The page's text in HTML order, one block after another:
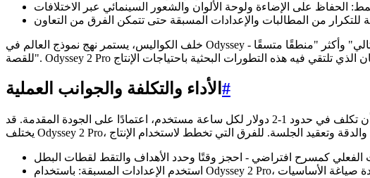
خلف الكواليس، يستمر نهج نموذج العالم في Odyssey - وهو نموذج ديناميكي مشروط بالإجراء - في تحسين الاستقرار التراجعي التلقائي بحيث يكون ما تراه أقل "تخمينًا للإطار التالي" وأكثر "منطقًا متسقًا
الأداء والتكلفة والجوانب العملية #
الفيديو التفاعلي مكثف للحساب. تشير المراجع الحالية إلى أن البنية التحتية الحالية للتجارب التفاعلية في الوقت الفعلي يمكن أن تكلف في حدود 1-2 دولار لكل ساعة مستخدم، اعتمادًا على الجودة المقدمة. قد